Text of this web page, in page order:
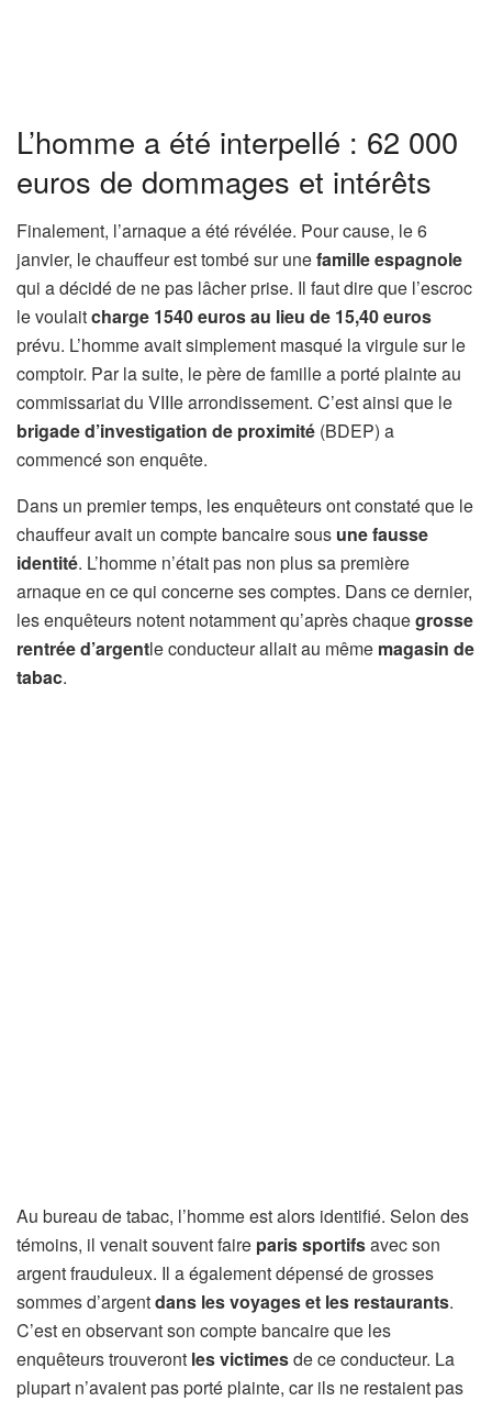
L’homme a été interpellé : 62 000
euros de dommages et intérêts
Finalement, l’arnaque a été révélée. Pour cause, le 6
janvier, le chauffeur est tombé sur unefamille espagnole
qui a décidé de ne pas lâcher prise. Il faut dire que l’escroc
le voulaitcharge 1540 euros au lieu de 15,40 euros
prévu. L’homme avait simplement masqué la virgule sur le
comptoir. Par la suite, le père de famille a porté plainte au
commissariat du VIIIe arrondissement. C’est ainsi que le
brigade d’investigation de proximité (BDEP) a
commencé son enquête.
Dans un premier temps, les enquêteurs ont constaté que le
chauffeur avait un compte bancaire sous une fausse
identité. L’homme n’était pas non plus sa première
arnaque en ce qui concerne ses comptes. Dans ce dernier,
les enquêteurs notent notamment qu’après chaquegrosse
rentrée d’argentle conducteur allait au même magasin de
tabac.
Au bureau de tabac, l’homme est alors identifié. Selon des
témoins, il venait souvent faire paris sportifsavec son
argent frauduleux. Il a également dépensé de grosses
sommes d’argentdans les voyages et les restaurants.
C’est en observant son compte bancaire que les
enquêteurs trouveront les victimesde ce conducteur. La
plupart n’avaient pas porté plainte, car ils ne restaient pas